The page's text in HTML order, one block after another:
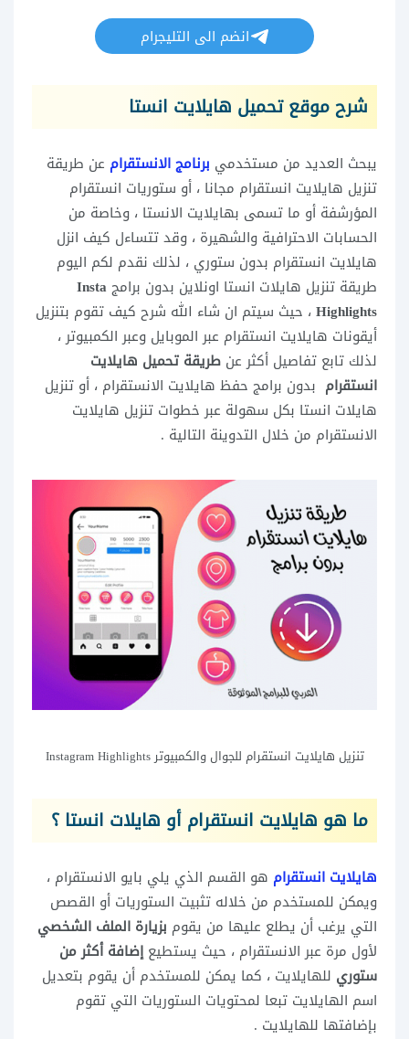
انضم الى التليجرام
شرح موقع تحميل هايلايت انستا
يبحث العديد من مستخدمي برنامج الانستقرام عن طريقة
تنزيل هايلايت انستقرام مجانا ، أو ستوريات انستقرام
المؤرشفة أو ما تسمى بهايلايت الانستا ، وخاصة من
الحسابات الاحترافية والشهيرة ، وقد تتساءل كيف انزل
هايلايت انستقرام بدون ستوري ، لذلك نقدم لكم اليوم
طريقة تنزيل هايلات انستا اونلاين بدون برامجInsta
Highlights، حيث سيتم ان شاء الله شرح كيف تقوم بتنزيل
أيقونات هايلايت انستقرام عبر الموبايل وعبر الكمبيوتر ،
لذلك تابع تفاصيل أكثر عن طريقة تحميل هايلايت
انستقرام بدون برامج حفظ هايلايت الانستقرام ، أو تنزيل
هايلات انستا بكل سهولة عبر خطوات تنزيل هايلايت
الانستقرام من خلال التدوينة التالية .
تنزيل هايلايت انستقرام للجوال والكمبيوتر Instagram Highlights
ما هو هايلايت انستقرام أو هايلات انستا ؟
هايلايت انستقرام هو القسم الذي يلي بايو الانستقرام ،
ويمكن للمستخدم من خلاله تثبيت الستوريات أو القصص
التي يرغب أن يطلع عليها من يقوم بزيارة الملف الشخصي
لأول مرة عبر الانستقرام ، حيث يستطيع إضافة أكثر من
ستوري للهايلايت ، كما يمكن للمستخدم أن يقوم بتعديل
اسم الهايلايت تبعا لمحتويات الستوريات التي تقوم
بإضافتها للهايلايت .